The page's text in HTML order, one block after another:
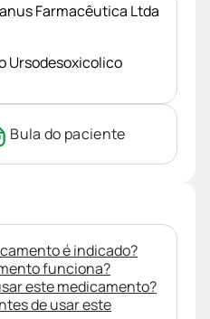
Farmacêutica Ltda
Ursodesoxicolico
Bula do paciente
é indicado?
funciona?
este medicamento?
de usar este